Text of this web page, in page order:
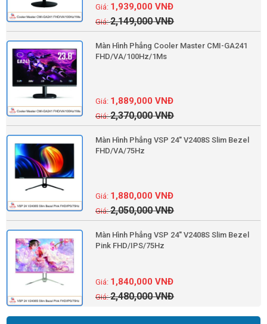
2,149,000VNĐ
1,939,000VNĐ
Màn Hình Phẳng Cooler Master CMI-GA241
FHD/VA/100Hz/1Ms
2,370,000VNĐ
1,889,000VNĐ
Màn Hình Phẳng VSP 24'' V2408S Slim Bezel
FHD/VA/75Hz
2,050,000VNĐ
1,880,000VNĐ
Màn Hình Phẳng VSP 24'' V2408S Slim Bezel
Pink FHD/IPS/75Hz
2,480,000VNĐ
1,840,000VNĐ